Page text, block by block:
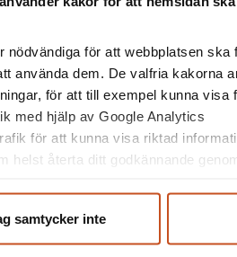
nödvändiga för att webbplatsen
använda dem. De valfria kakorna
för att till exempel kunna visa
med hjälp av Google Analytics
för att kunna visa riktad
helst återta ditt godkännande
samtycker inte
hanterar vi i vår
skyddskommitté?